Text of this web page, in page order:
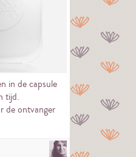
in de capsule
tijd.
de ontvanger